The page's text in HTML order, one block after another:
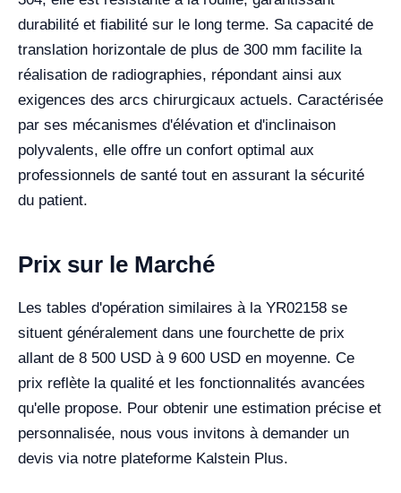
durabilité et fiabilité sur le long terme. Sa capacité de
translation horizontale de plus de 300 mm facilite la
réalisation de radiographies, répondant ainsi aux
exigences des arcs chirurgicaux actuels. Caractérisée
par ses mécanismes d'élévation et d'inclinaison
polyvalents, elle offre un confort optimal aux
professionnels de santé tout en assurant la sécurité
du patient.
Prix sur le Marché
Les tables d'opération similaires à la YR02158 se
situent généralement dans une fourchette de prix
allant de 8 500 USD à 9 600 USD en moyenne. Ce
prix reflète la qualité et les fonctionnalités avancées
qu'elle propose. Pour obtenir une estimation précise et
personnalisée, nous vous invitons à demander un
devis via notre plateforme Kalstein Plus.